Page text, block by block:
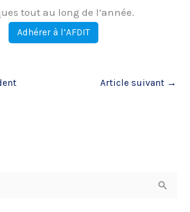
tout au long de l’année.
Adhérer à l’AFDIT
Article suivant →